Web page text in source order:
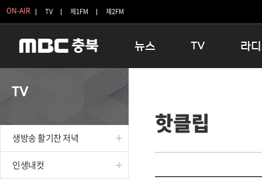
ON-AIR TV 제1FM 제2FM
뉴스
보은
TV
인생내컷
테마기행 길
시청자 FLEX
라
TV
생방송 활기찬 저녁
인생내컷
핫클립